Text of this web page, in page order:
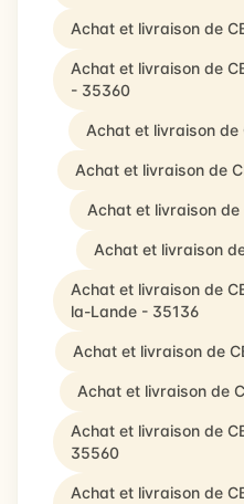
Achat et livraison de
Achat et livraison de
- 35360
Achat et livraison
Achat et livraison de
Achat et livraison
Achat et livraison
Achat et livraison de
la-Lande - 35136
Achat et livraison de
Achat et livraison de
Achat et livraison de
35560
Achat et livraison de